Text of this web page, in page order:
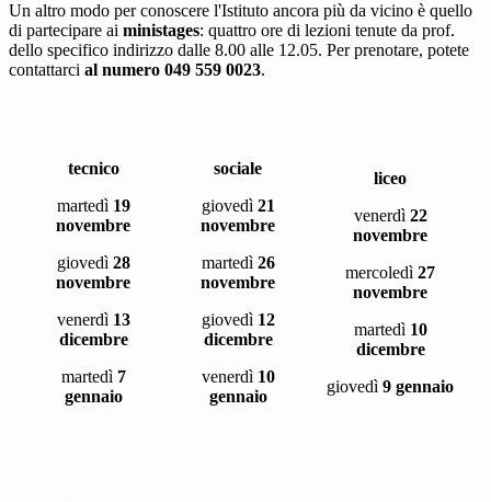
Un altro modo per conoscere l'Istituto ancora più da vicino è quello
di partecipare ai ministages: quattro ore di lezioni tenute da prof.
dello specifico indirizzo dalle 8.00 alle 12.05. Per prenotare, potete
contattarci al numero 049 559 0023.
tecnico
martedì19
novembre
giovedì28
novembre
venerdì13
dicembre
martedì7
gennaio
sociale
giovedì 21
novembre
martedì26
novembre
giovedì 12
dicembre
venerdì 10
gennaio
liceo
venerdì 22
novembre
mercoledì 27
novembre
martedì10
dicembre
giovedì 9 gennaio